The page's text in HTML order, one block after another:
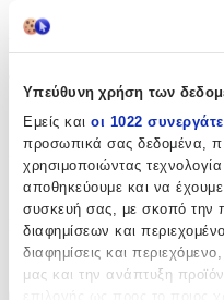
Υπεύθυνη χρήση των
Εμείς και οι 1022
προσωπικά σας δεδομένα,
χρησιμοποιώντας
αποθηκεύουμε και να
συσκευή σας, με σκοπό την
διαφημίσεων και
διαφημίσεις και
μας και την ανάπτυξη
Χαρακτηριστικά
Χρώμα:
Λευκό
Κατασκευαστής:
OEM